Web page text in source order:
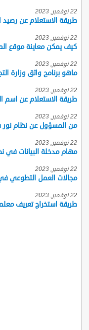
22 نوفمبر, 2023
طريقة الاستعلام عن رصيد
22 نوفمبر, 2023
كيف يمكن معاينة موقع
22 نوفمبر, 2023
ماهو برنامج واثق وزارة
22 نوفمبر, 2023
طريقة الاستعلام عن اسم
22 نوفمبر, 2023
من المسؤول عن نظام
22 نوفمبر, 2023
مهام مدخلة البيانات في
22 نوفمبر, 2023
مجالات العمل التطوعي
22 نوفمبر, 2023
طريقة استخراج تعريف